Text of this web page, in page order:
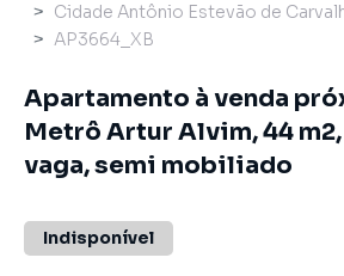
Cidade Antônio Estevão de
AP3664_XB
Apartamento à venda
Metrô Artur Alvim, 44 m2,
vaga, semi mobiliado
Indisponível